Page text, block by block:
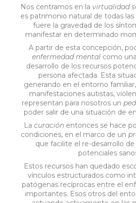
Nos centramos en la virtualidad
es patrimonio natural de todas las
fuere la gravedad de los
manifestar en determinado
A partir de esta concepción,
enfermedad mental como
desarrollo de los recursos
persona afectada. Esta
generando en el entorno
manifestaciones autistas,
representan para nosotros un
poder salir de una situación de
La curación entonces se hace
condiciones, en el marco de un
que facilite el re-desarrollo
potenciales
Estos recursos han quedado
vínculos estructurados como
patógenas recíprocas entre el
importantes. Esos otros del